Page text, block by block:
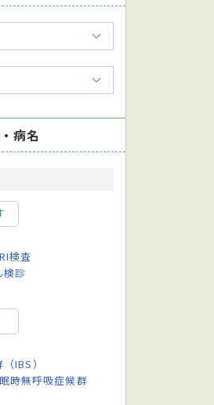
査
病名
検査
検診
IBS）
時無呼吸症候群